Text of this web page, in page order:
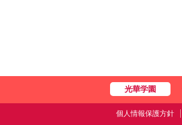
個人情報保護方針